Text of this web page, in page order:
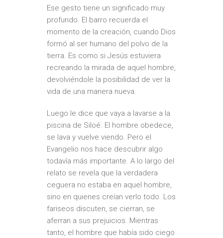
Ese gesto tiene un significado muy
profundo. El barro recuerda el
momento de la creación, cuando Dios
formó al ser humano del polvo de la
tierra. Es como si Jesús estuviera
recreando la mirada de aquel hombre,
devolviéndole la posibilidad de ver la
vida de una manera nueva.
Luego le dice que vaya a lavarse a la
piscina de Siloé. El hombre obedece,
se lava y vuelve viendo. Pero el
Evangelio nos hace descubrir algo
todavía más importante. A lo largo del
relato se revela que la verdadera
ceguera no estaba en aquel hombre,
sino en quienes creían verlo todo. Los
fariseos discuten, se cierran, se
aferran a sus prejuicios. Mientras
tanto, el hombre que había sido ciego